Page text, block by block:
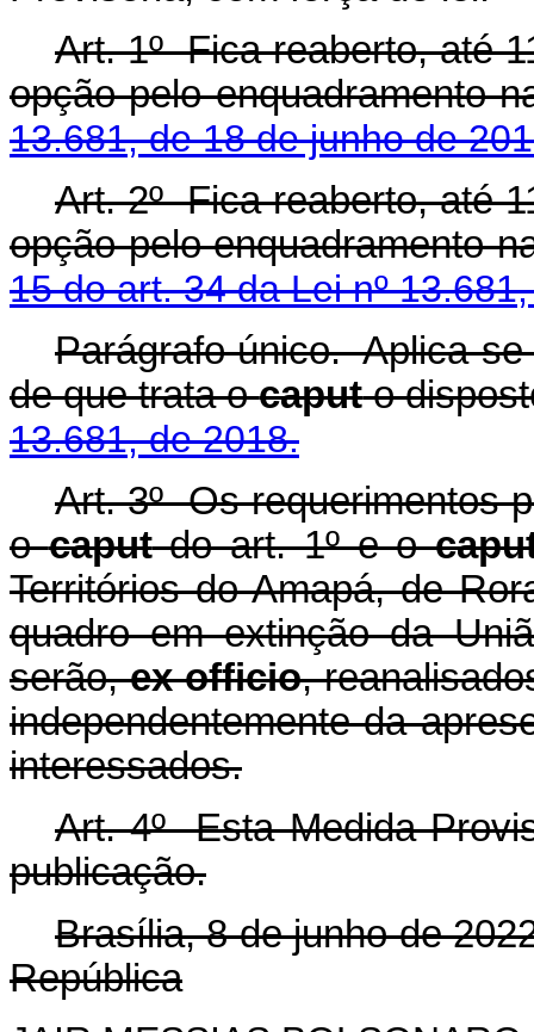
Art. 1º Fica reaberto, até
opção pelo enquadramento
13.681, de 18 de junho de
Art. 2º Fica reaberto, até
opção pelo enquadramento
15 do art. 34 da Lei nº
Parágrafo único. Aplica-
de que trata ocaputo
13.681, de 2018.
Art. 3º Os requerimentos
ocaputdo art. 1º e o
Territórios do Amapá, de
quadro em extinção da
serão,ex officio,
independentemente da
interessados.
Art. 4º Esta Medida
publicação.
Brasília, 8 de junho de
República